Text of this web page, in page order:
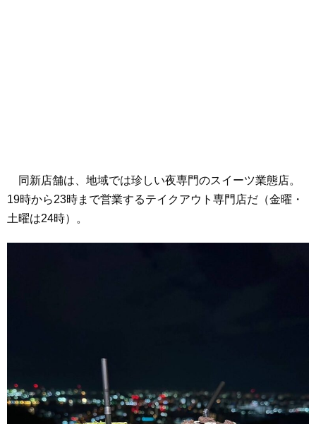
同新店舗は、地域では珍しい夜専門のスイーツ業態店。
19時から23時まで営業するテイクアウト専門店だ（金曜・
土曜は24時）。